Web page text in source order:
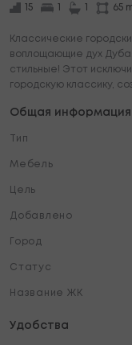
15 65
Классические
воплощающие дух
стильные! Этот
городскую классику,
Общая информация
Тип
Мебель
Цель
Добавлено
Город
Статус
Название ЖК
Удобства